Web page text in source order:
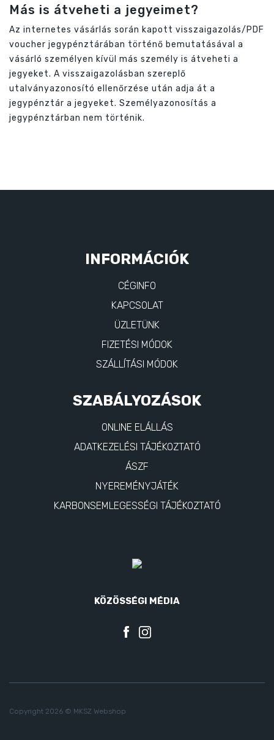
Más is átveheti a jegyeimet?
Az internetes vásárlás során kapott visszaigazolás/PDF
voucher jegypénztárában történő bemutatásával a
vásárló személyen kívül más személy is átveheti a
jegyeket. A visszaigazolásban szereplő
utalványazonosító ellenőrzése után adja át a
jegypénztár a jegyeket. Személyazonosítás a
jegypénztárban nem történik.
INFORMÁCIÓK
CÉGINFO
KAPCSOLAT
ÜZLETÜNK
FIZETÉSI MÓDOK
SZÁLLÍTÁSI MÓDOK
SZABÁLYOZÁSOK
ONLINE ELÁLLÁS
ADATKEZELÉSI TÁJÉKOZTATÓ
ÁSZF
NYEREMÉNYJÁTÉK
KARBONSEMLEGESSÉGI TÁJÉKOZTATÓ
KÖZÖSSÉGI MÉDIA
Copyright 2026 © MKSZ Webshop